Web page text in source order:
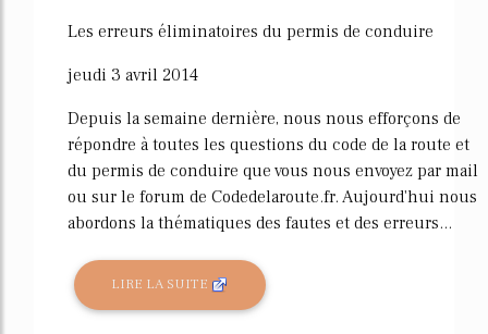
Les erreurs éliminatoires du permis de conduire
jeudi 3 avril 2014
Depuis la semaine dernière, nous nous efforçons de
répondre à toutes les questions du code de la route et
du permis de conduire que vous nous envoyez par mail
ou sur le forum de Codedelaroute.fr. Aujourd'hui nous
abordons la thématiques des fautes et des erreurs...
LIRE LA SUITE